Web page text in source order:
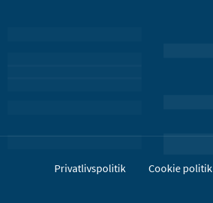
Privatlivspolitik Cookie politik